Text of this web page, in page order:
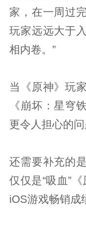
家，在一周过
玩家远远大于
相内卷。”
当《原神》玩
《崩坏：星穹
更令人担心的问
还需要补充的
仅仅是“吸血”
iOS游戏畅销成